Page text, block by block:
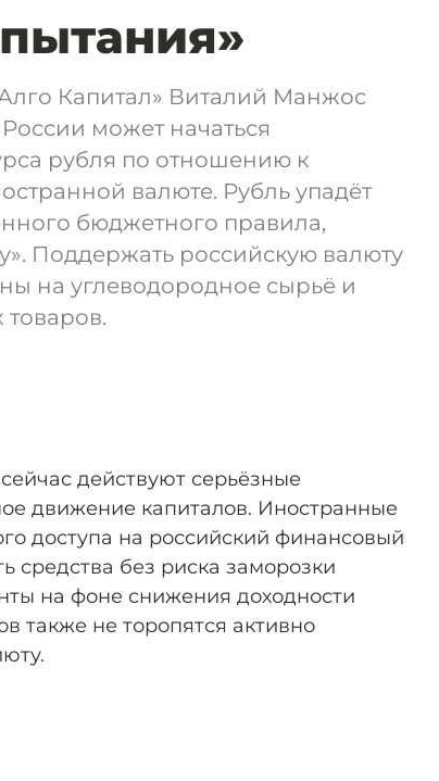
Капитал» Виталий Манжос
может начаться
рубля по отношению к
валюте. Рубль упадёт
бюджетного правила,
Поддержать российскую валюту
на углеводородное сырьё и
действуют серьёзные
движение капиталов. Иностранные
доступа на российский финансовый
средства без риска заморозки
на фоне снижения доходности
также не торопятся активно